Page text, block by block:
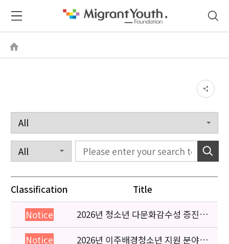
Classification Title
Notice
2026년 청소년 다문화감수성 증진
프로그램 「다가감」신청기관 안내
Notice
2026년 이주배경청소년 지원 분야